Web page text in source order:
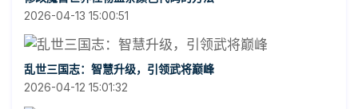
2026-04-13 15:00:51
乱世三国志：智慧升级，引领武将巅峰
2026-04-12 15:01:32